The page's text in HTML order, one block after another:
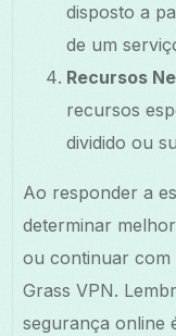
disposto a
de um
Recursos
recursos
dividido ou
Ao responder a
determinar
ou continuar com
Grass VPN.
segurança online